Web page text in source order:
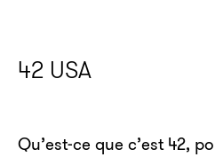
42 USA
Qu’est-ce que c’est 42,